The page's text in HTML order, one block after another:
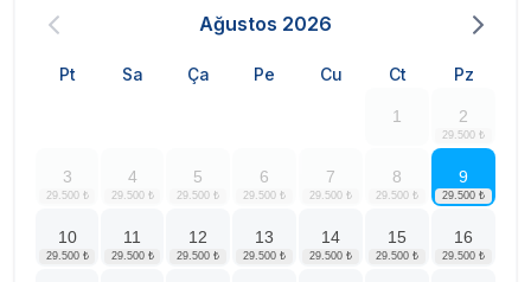
Ağustos 2026
Pt Sa Ça Pe Cu Ct Pz
1 2
3 4 5 6 7 8 9
10 11 12 13 14 15 16